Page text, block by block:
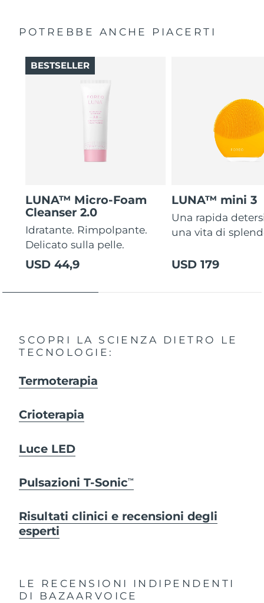
POTREBBE ANCHE PIACERTI
LUNA™ Micro-Foam
Cleanser 2.0
Idratante. Rimpolpante.
Delicato sulla pelle.
USD 44,9
BESTSELLER
LUNA™ mini 3
Una rapida
una vita di
USD 179
SCOPRI LA SCIENZA DIETRO LE
TECNOLOGIE:
Termoterapia
Crioterapia
Luce LED
Pulsazioni T-SonicTM
Risultati clinici e recensioni degli
esperti
LE RECENSIONI INDIPENDENTI
DI BAZAARVOICE